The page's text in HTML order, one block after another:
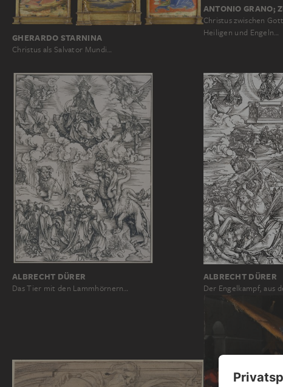
GHERARDO STARNINA
Christus als Salvator Mundi…
ANTONIO GRANO;
Christus zwischen
Heiligen und Engeln…
ALBRECHT DÜRER
Das Tier mit den Lammhörnern…
ALBRECHT DÜRER
Der Engelkampf, aus